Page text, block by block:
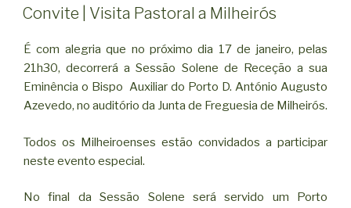
EM
Convite | Visita Pastoral a Milheirós
É com alegria que no próximo dia 17 de janeiro, pelas
21h30, decorrerá a Sessão Solene de Receção a sua
Eminência o Bispo Auxiliar do Porto D. António Augusto
Azevedo, no auditório da Junta de Freguesia de Milheirós.
Todos os Milheiroenses estão convidados a participar
neste evento especial.
No final da Sessão Solene será servido um Porto